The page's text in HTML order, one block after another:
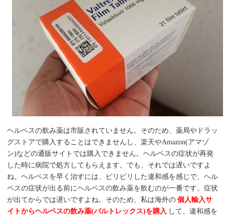
ヘルペスの飲み薬は市販されていません。そのため、薬局やドラッ
グストアで購入することはできませんし、楽天やAmazon(アマゾ
ン)などの通販サイトでは購入できません。ヘルペスの症状が再発
した時に病院で処方してもらえます。でも、それでは遅いですよ
ね。ヘルペスを早く治すには、ピリピリした違和感を感じで、ヘル
ペスの症状が出る前にヘルペスの飲み薬を飲むのが一番です。症状
が出てからでは遅いですよね。そのため、私は海外の個人輸入サ
イトからヘルペスの飲み薬(バルトレックス)を購入 して、違和感を